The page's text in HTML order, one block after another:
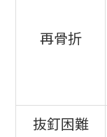
再骨折
抜釘困難